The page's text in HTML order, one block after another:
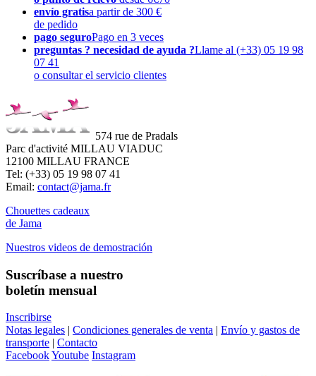
envío gratisa partir de 300 €
de pedido
pago seguroPago en 3 veces
preguntas ? necesidad de ayuda ?Llame al (+33) 05 19 98
07 41
o consultar el servicio clientes
574 rue de Pradals
Parc d'activité MILLAU VIADUC
12100 MILLAU FRANCE
Tel: (+33) 05 19 98 07 41
Email: contact@jama.fr
Chouettes cadeaux
de Jama
Nuestros videos de demostración
Suscríbase a nuestro
boletín mensual
Inscribirse
Notas legales | Condiciones generales de venta | Envío y gastos de
transporte | Contacto
FacebookYoutube Instagram